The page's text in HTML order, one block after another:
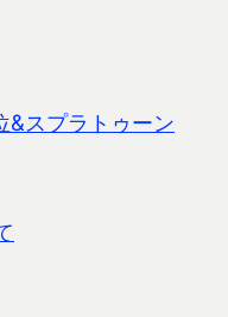
&スプラトゥーン